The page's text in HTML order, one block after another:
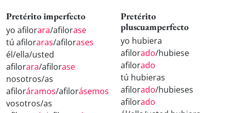
Pretérito imperfecto
yo afilorara/afilorase
tú afiloraras/afilorases
él/ella/usted
afilorara/afilorase
nosotros/as
afiloráramos/afilorásemos
vosotros/as
Pretérito
pluscuamperfecto
yo hubiera
afilorado/hubiese
afilorado
tú hubieras
afilorado/hubieses
afilorado